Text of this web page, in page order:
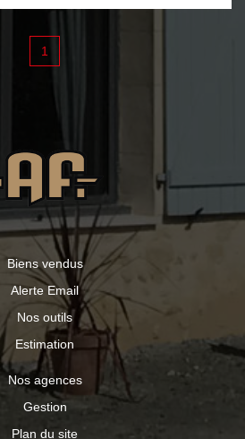
(future sde ou bureau) Extérieur :
jardin avec belle vue sur le Duée.
investisseur. Travaux à prévoir
calme, commodités à pied
1
Biens vendus
Alerte Email
Nos outils
Estimation
Nos agences
Gestion
Plan du site